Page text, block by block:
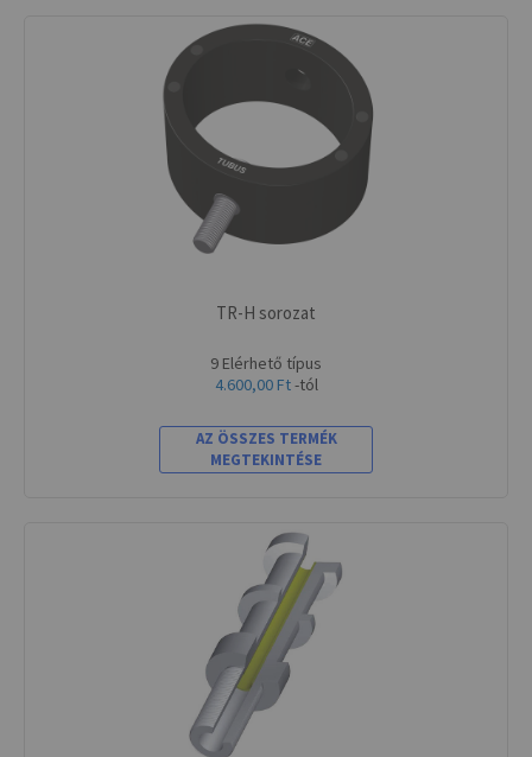
TR-H sorozat
9 Elérhető típus
4.600,00 Ft-tól
AZ ÖSSZES TERMÉK
MEGTEKINTÉSE